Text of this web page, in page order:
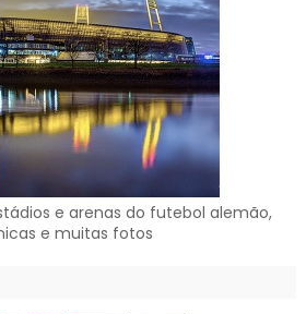
e arenas do futebol alemão,
e muitas fotos